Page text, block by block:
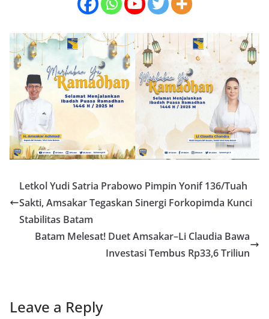
Letkol Yudi Satria Prabowo Pimpin Yonif 136/Tuah
Sakti, Amsakar Tegaskan Sinergi Forkopimda Kunci
Stabilitas Batam
Batam Melesat! Duet Amsakar–Li Claudia Bawa
Investasi Tembus Rp33,6 Triliun
Leave a Reply